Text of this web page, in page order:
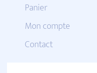
Panier
Mon compte
Contact